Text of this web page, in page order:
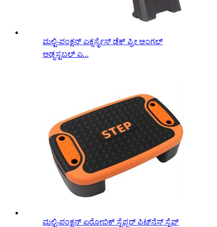
ಮಲ್ಟಿ-ಫಂಕ್ಷನ್ ಎಕ್ಸರ್ಸೈಸ್ ಡೆಕ್ ಫ್ರೀ ಆಂಗಲ್
ಅಡ್ಜಸ್ಟಬಲ್ ಎ...
ಮಲ್ಟಿ-ಫಂಕ್ಷನ್ ಏರೋಬಿಕ್ ಸ್ಟೆಪ್ಪರ್ ಫಿಟ್‌ನೆಸ್ ಸ್ಟೆಪ್